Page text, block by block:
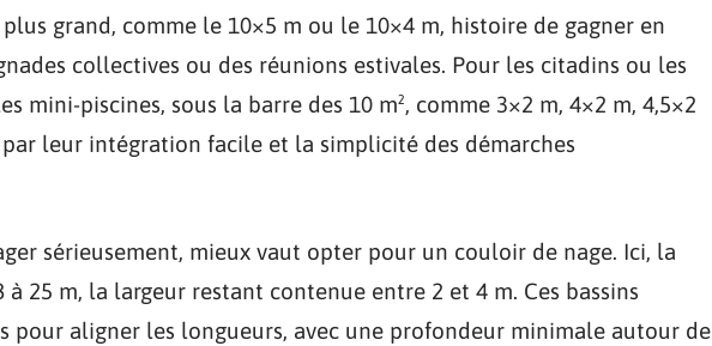
grand, comme le 10×5 m ou le 10×4 m, histoire de gagner en
collectives ou des réunions estivales. Pour les citadins ou les
mini-piscines, sous la barre des 10 m², comme 3×2 m, 4×2 m, 4,5×2
par leur intégration facile et la simplicité des démarches
sérieusement, mieux vaut opter pour un couloir de nage. Ici, la
à 25 m, la largeur restant contenue entre 2 et 4 m. Ces bassins
pour aligner les longueurs, avec une profondeur minimale autour de